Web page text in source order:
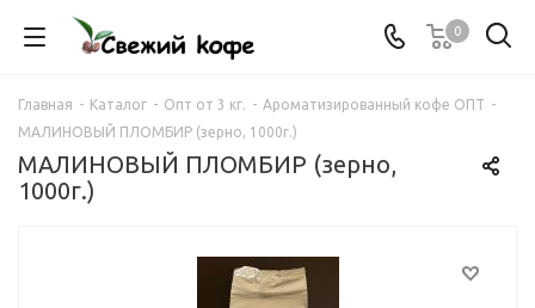
0
Главная - Каталог - Опт от 3 кг. - Ароматизированный кофе ОПТ -
МАЛИНОВЫЙ ПЛОМБИР (зерно, 1000г.)
МАЛИНОВЫЙ ПЛОМБИР (зерно,
1000г.)